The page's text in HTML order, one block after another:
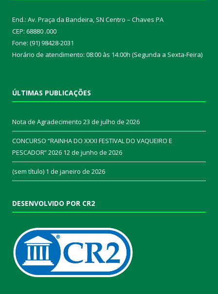
End.: Av. Praça da Bandeira, SN Centro – Chaves PA
CEP: 68880 .000
Fone: (91) 98428-2031
Horário de atendimento: 08:00 às 14:00h (Segunda a Sexta-Feira)
ÚLTIMAS PUBLICAÇÕES
Nota de Agradecimento 23 de julho de 2026
CONCURSO “RAINHA DO XXXI FESTIVAL DO VAQUEIRO E
PESCADOR” 2026 12 de junho de 2026
(sem título) 1 de janeiro de 2026
DESENVOLVIDO POR CR2